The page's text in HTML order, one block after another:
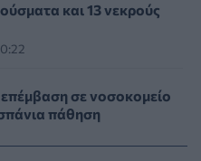
και 13 νεκρούς
σε νοσοκομείο
πάθηση